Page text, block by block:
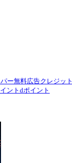
ー無料広告クレジッ
ントdポイント